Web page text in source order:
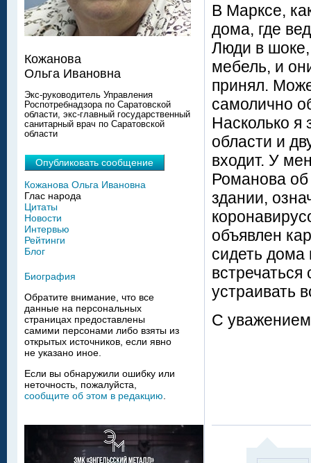
В Марксе,
дома, где
Люди в шоке,
мебель, и
принял.
самолично
Насколько я
области и
входит. У
Романова об
здании,
объявлен
сидеть дома
устраивать
С
Кожанова
Ольга Ивановна
Экс-руководитель Управления
Роспотребнадзора по Саратовской
области, экс-главный государственный
санитарный врач по Саратовской
области
Опубликовать сообщение
Кожанова Ольга Ивановна
Глас народа
Цитаты
Новости
Интервью
Рейтинги
Блог
Биография
Обратите внимание, что все
данные на персональных
страницах предоставлены
самими персонами либо взяты из
открытых источников, если явно
не указано иное.
Если вы обнаружили ошибку или
неточность, пожалуйста,
сообщите об этом в редакцию